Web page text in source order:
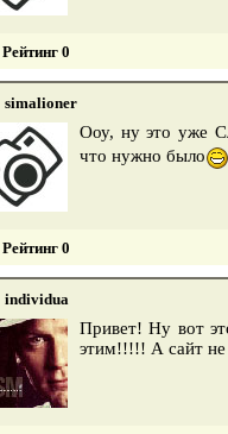
Рейтинг 0
simalioner
Ооу, ну это уже
что нужно было
Рейтинг 0
individua
Привет! Ну вот
этим!!!!! А сайт не